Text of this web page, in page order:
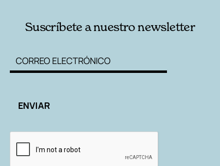
Suscríbete a nuestro newsletter